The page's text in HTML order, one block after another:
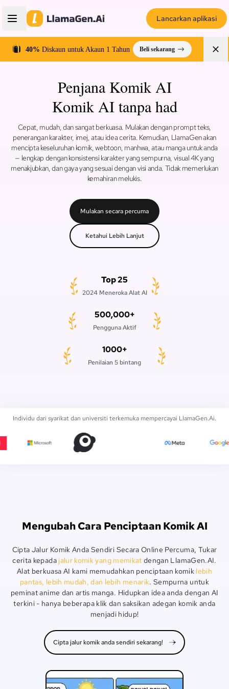
Lancarkan aplikasi
40% Diskaun untuk Akaun 1 Tahun Beli sekarang
Penjana Komik AI
Komik AI tanpa had
Cepat, mudah, dan sangat berkuasa. Mulakan dengan prompt teks,
penerangan karakter, imej, atau idea cerita. Kemudian, LlamaGen akan
mencipta keseluruhan komik, webtoon, manhwa, atau manga untuk anda
— lengkap dengan konsistensi karakter yang sempurna, visual 4K yang
menakjubkan, dan gaya yang sesuai dengan visi anda. Tidak memerlukan
kemahiran melukis.
Mulakan secara percuma
Ketahui Lebih Lanjut
Top 25
2024 Meneroka Alat AI
500,000+
Pengguna Aktif
1000+
Penilaian 5 bintang
Individu dari syarikat dan universiti terkemuka mempercayai LlamaGen.Ai.
Mengubah Cara Penciptaan Komik AI
Cipta Jalur Komik Anda Sendiri Secara Online Percuma, Tukar
cerita kepada jalur komik yang memikat dengan LlamaGen.AI.
Alat berkuasa AI kami memudahkan penciptaan komik lebih
pantas, lebih mudah, dan lebih menarik. Sempurna untuk
peminat anime dan artis manga. Hidupkan idea anda dengan AI
terkini - hanya beberapa klik dan saksikan adegan komik anda
menjadi hidup!
Cipta jalur komik anda sendiri sekarang!